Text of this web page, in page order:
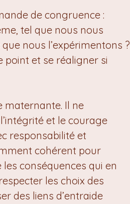
de congruence :
tel que nous nous
nous l’expérimentons ?
point et se réaligner si
maternante. Il ne
et le courage
responsabilité et
cohérent pour
conséquences qui en
les choix des
des liens d’entraide